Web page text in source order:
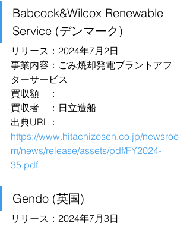
Babcock&Wilcox Renewable
Service (デンマーク)
リリース：2024年7月2日
事業内容：ごみ焼却発電プラントアフ
ターサービス
買収額　：
買収者　：日立造船
出典URL：
https://www.hitachizosen.co.jp/newsroo
m/news/release/assets/pdf/FY2024-
35.pdf
Gendo (英国)
リリース：2024年7月3日